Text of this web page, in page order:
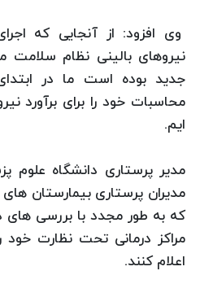
وی افزود: از آنجایی که
نیروهای بالینی نظام سلامت
جدید بوده است ما در
محاسبات خود را برای برآورد
ایم.
مدیر پرستاری دانشگاه علوم
مدیران پرستاری بیمارستان
که به طور مجدد با بررسی های
مراکز درمانی تحت نظارت
اعلام کنند.